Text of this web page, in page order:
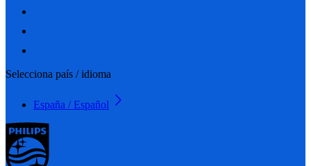
Selecciona país / idioma
España / Español